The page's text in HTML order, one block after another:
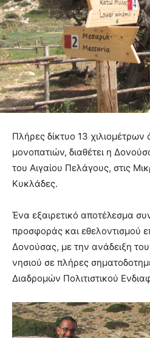
Πλήρες δίκτυο 13
μονοπατιών, διαθέτει η
του Αιγαίου Πελάγους, στις
Κυκλάδες.
Ένα εξαιρετικό αποτέλεσμα
προσφοράς και εθελοντισμού
Δονούσας, με την ανάδειξη
νησιού σε πλήρες
Διαδρομών Πολιτιστικού